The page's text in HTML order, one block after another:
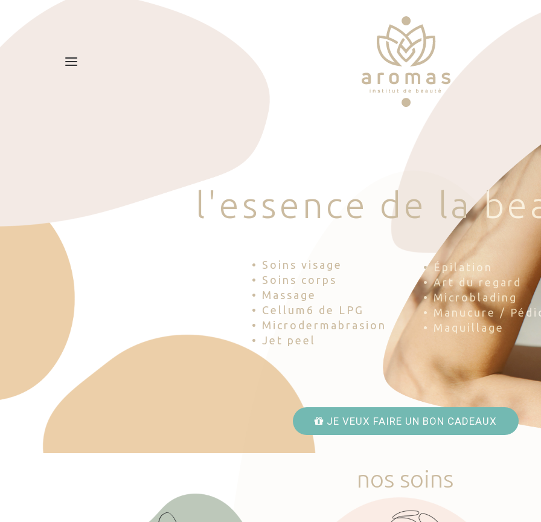
l 'esse nce d e la be
• Soins visage
• Soins corps
• Massage
• Cellum6 de LPG
• Microdermabrasion
• Jet peel
• Épilation
• Art du regard
• Microblading
• Manucure /
• Maquillage
JE VEUX FAIRE UN BON CADEAUX
nos soins